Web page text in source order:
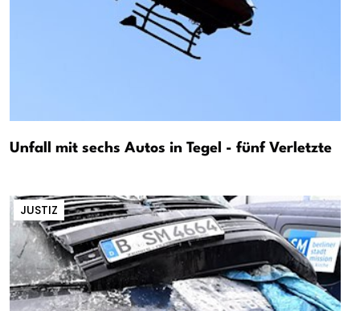
Unfall mit sechs Autos in Tegel - fünf Verletzte
JUSTIZ